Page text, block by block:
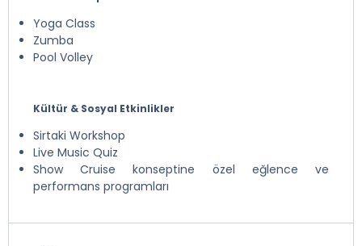
Yoga Class
Zumba
Pool Volley
Kültür & Sosyal Etkinlikler
Sirtaki Workshop
Live Music Quiz
Show Cruise konseptine özel eğlence ve
performans programları